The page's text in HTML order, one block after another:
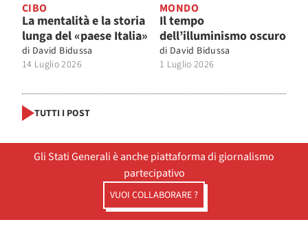
CIBO
La mentalità e la storia
lunga del «paese Italia»
di David Bidussa
14 Luglio 2026
MONDO
Il tempo
dell’illuminismo oscuro
di David Bidussa
1 Luglio 2026
TUTTI I POST
Gli Stati Generali è anche piattaforma di giornalismo
partecipativo
VUOI COLLABORARE ?